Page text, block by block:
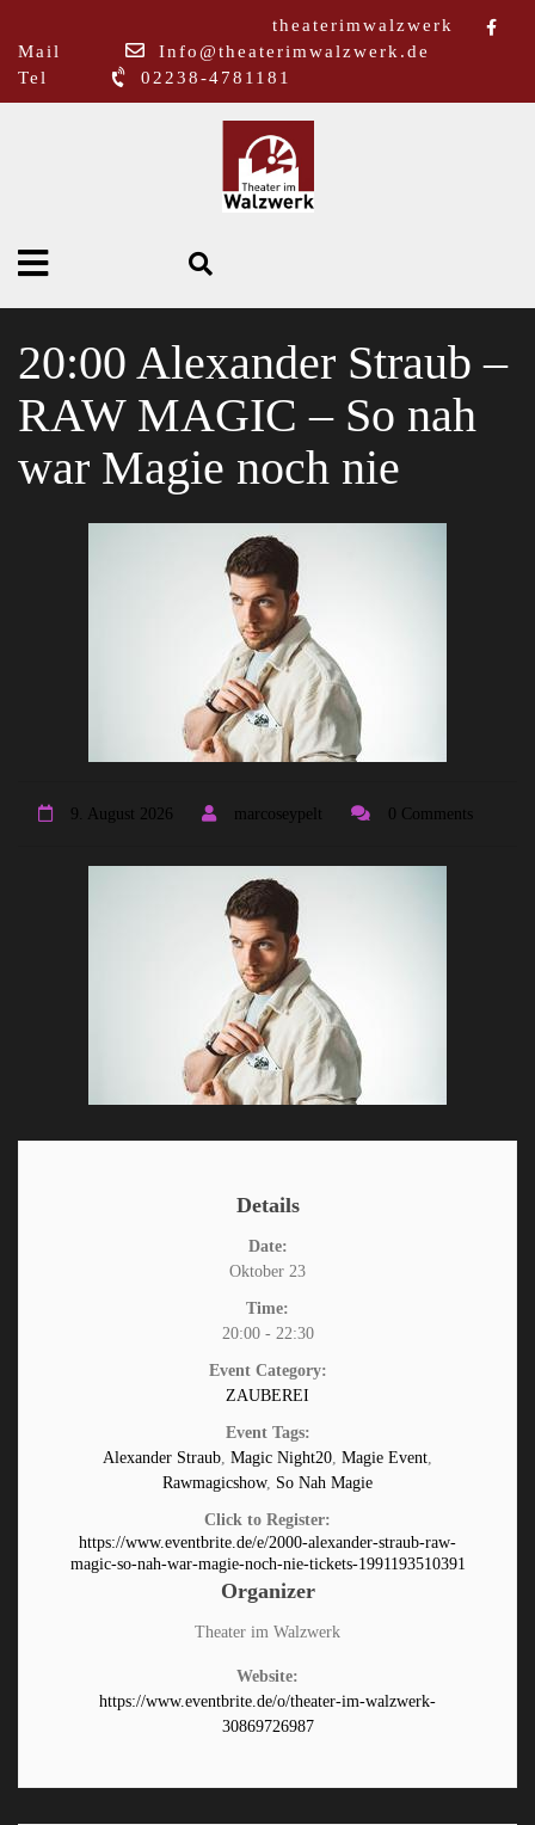
theaterimwalzwerk
Mail
Info@theaterimwalzwerk.de
Tel
02238-4781181
20:00 Alexander Straub –
RAW MAGIC – So nah
war Magie noch nie
9. August 2026 marcoseypelt 0 Comments
Details
Date:
Oktober 23
Time:
20:00 - 22:30
Event Category:
ZAUBEREI
Event Tags:
Alexander Straub, Magic Night20, Magie Event,
Rawmagicshow, So Nah Magie
Click to Register:
https://www.eventbrite.de/e/2000-alexander-straub-raw-
magic-so-nah-war-magie-noch-nie-tickets-1991193510391
Organizer
Theater im Walzwerk
Website:
https://www.eventbrite.de/o/theater-im-walzwerk-
30869726987